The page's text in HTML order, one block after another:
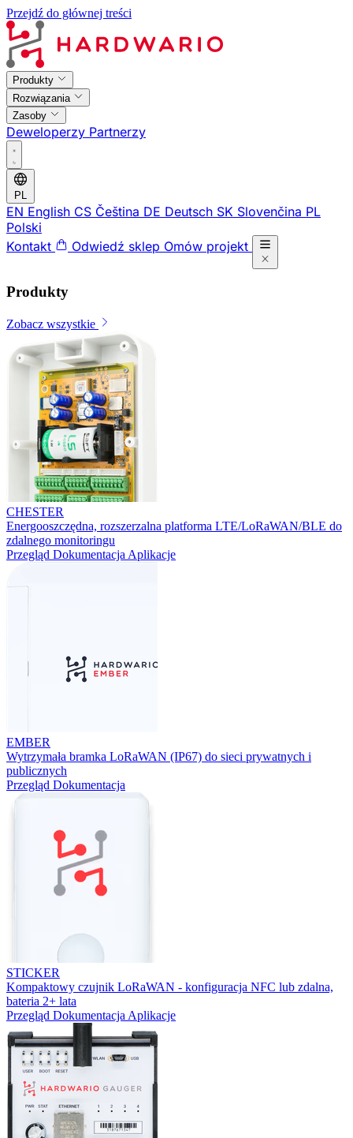
Przejdź do głównej treści
Produkty
Rozwiązania
Zasoby
Deweloperzy Partnerzy
PL
EN English CS Čeština DE Deutsch SK Slovenčina PL
Polski
Kontakt
Odwiedź sklep Omów projekt
Produkty
Zobacz wszystkie
CHESTER
Energooszczędna, rozszerzalna platforma LTE/LoRaWAN/BLE do
zdalnego monitoringu
Przegląd Dokumentacja Aplikacje
EMBER
Wytrzymała bramka LoRaWAN (IP67) do sieci prywatnych i
publicznych
Przegląd Dokumentacja
STICKER
Kompaktowy czujnik LoRaWAN - konfiguracja NFC lub zdalna,
bateria 2+ lata
Przegląd Dokumentacja Aplikacje